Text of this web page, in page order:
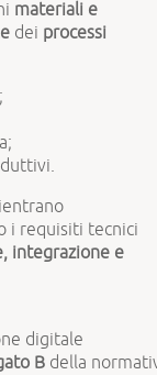
materiali e
dei processi
i requisiti tecnici
integrazione e
digitale
B della